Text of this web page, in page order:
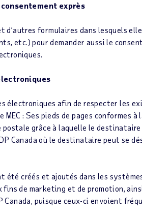
exprès
formulaires dans lesquels
etc.) pour demander aussi le
électroniques afin de respecter les
: Ses pieds de pages conformes
postale grâce à laquelle le
Canada où le destinataire peut se
été créés et ajoutés dans les
fins de marketing et de promotion,
puisque ceux-ci envoient